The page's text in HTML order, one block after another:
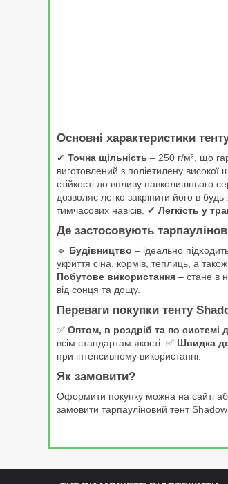
Основні характеристики
✔ Точна щільність – 250 г/м², що
виготовлений з поліетилену
стійкості до впливу навколишнього
дозволяє легко закріпити його в
тимчасових навісів. ✔ Легкість у
Де застосовують
🔹 Будівництво – ідеально
укриття сіна, кормів, теплиць, а
Побутове використання – стане в
від сонця та дощу.
Переваги покупки тенту
✅ Оптом, в роздріб та по системі
всім стандартам якості. ✅ Швидка
при інтенсивному використанні.
Як замовити?
Оформити покупку можна на сайті
замовити тарпауліновий тент